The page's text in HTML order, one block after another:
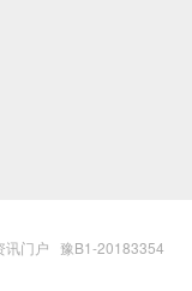
讯门户 豫B1-20183354